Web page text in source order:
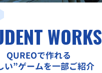
WORKS
QUREOで作れる
い”ゲームを一部ご紹介